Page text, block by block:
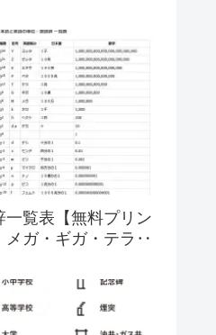
覧表【無料プリン
メガ・ギガ・テラ‥